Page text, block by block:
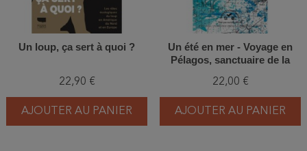
Un loup, ça sert à quoi ?
22,90 €
AJOUTER AU PANIER
Un été en mer - Voyage en
Pélagos, sanctuaire de la
22,00 €
AJOUTER AU PANIER